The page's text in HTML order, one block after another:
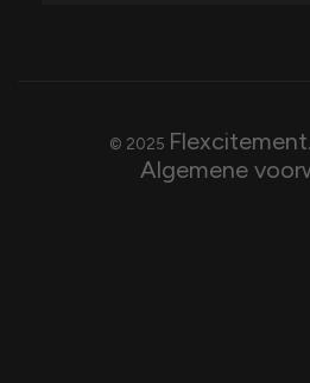
© 2025
Algemene